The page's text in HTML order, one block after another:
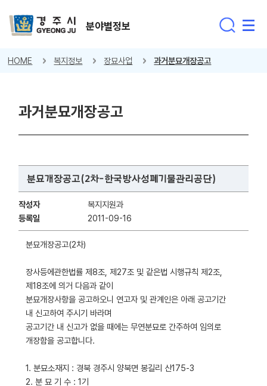
분야별정보
HOME 복지정보 장묘사업 과거분묘개장공고
과거분묘개장공고
분묘개장공고(2차-한국방사성폐기물관리공단)
작성자
복지지원과
등록일
2011-09-16
분묘개장공고(2차)
장사등에관한법률 제8조, 제27조 및 같은법 시행규칙 제2조,
제18조에 의거 다음과 같이
분묘개장사항을 공고하오니 연고자 및 관계인은 아래 공고기간
내 신고하여 주시기 바라며
공고기간 내 신고가 없을 때에는 무연분묘로 간주하여 임의로
개장함을 공고합니다.
1. 분묘소재지 : 경북 경주시 양북면 봉길리 산175-3
2. 분 묘 기 수 : 1기